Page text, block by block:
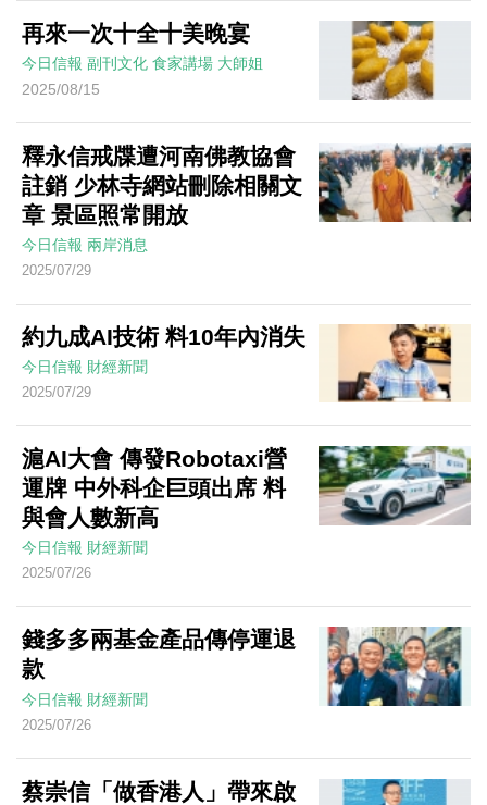
再來一次十全十美晚宴
今日信報 副刊文化 食家講場 大師姐
2025/08/15
釋永信戒牒遭河南佛教協會
註銷 少林寺網站刪除相關文
章 景區照常開放
今日信報 兩岸消息
2025/07/29
約九成AI技術 料10年內消失
今日信報 財經新聞
2025/07/29
滬AI大會 傳發Robotaxi營
運牌 中外科企巨頭出席 料
與會人數新高
今日信報 財經新聞
2025/07/26
錢多多兩基金產品傳停運退
款
今日信報 財經新聞
2025/07/26
蔡崇信「做香港人」帶來啟